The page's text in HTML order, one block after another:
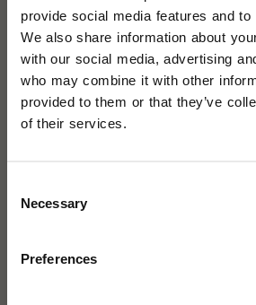
provide social media features and
We also share information about
with our social media, advertising
who may combine it with other
provided to them or that they’ve
of their services.
Selection
Necessary
Preferences
apelsinskal/ros
3 Betyg
Ett svart te blandat med fruktoljor,
ringblommor, blåklint och vanilj.
Få 10% rabatt på ditt första köp på nätet